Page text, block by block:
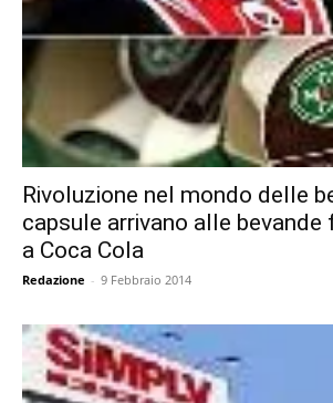
Rivoluzione nel mondo delle
capsule arrivano alle bevande
a Coca Cola
Redazione - 9 Febbraio 2014